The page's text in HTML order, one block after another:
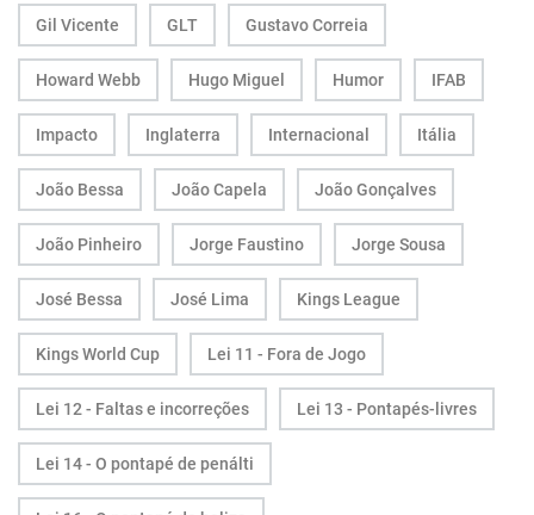
Gil Vicente GLT Gustavo Correia
Howard Webb Hugo Miguel Humor IFAB
Impacto Inglaterra Internacional Itália
João Bessa João Capela João Gonçalves
João Pinheiro Jorge Faustino Jorge Sousa
José Bessa José Lima Kings League
Kings World Cup Lei 11 - Fora de Jogo
Lei 12 - Faltas e incorreções Lei 13 - Pontapés-livres
Lei 14 - O pontapé de penálti